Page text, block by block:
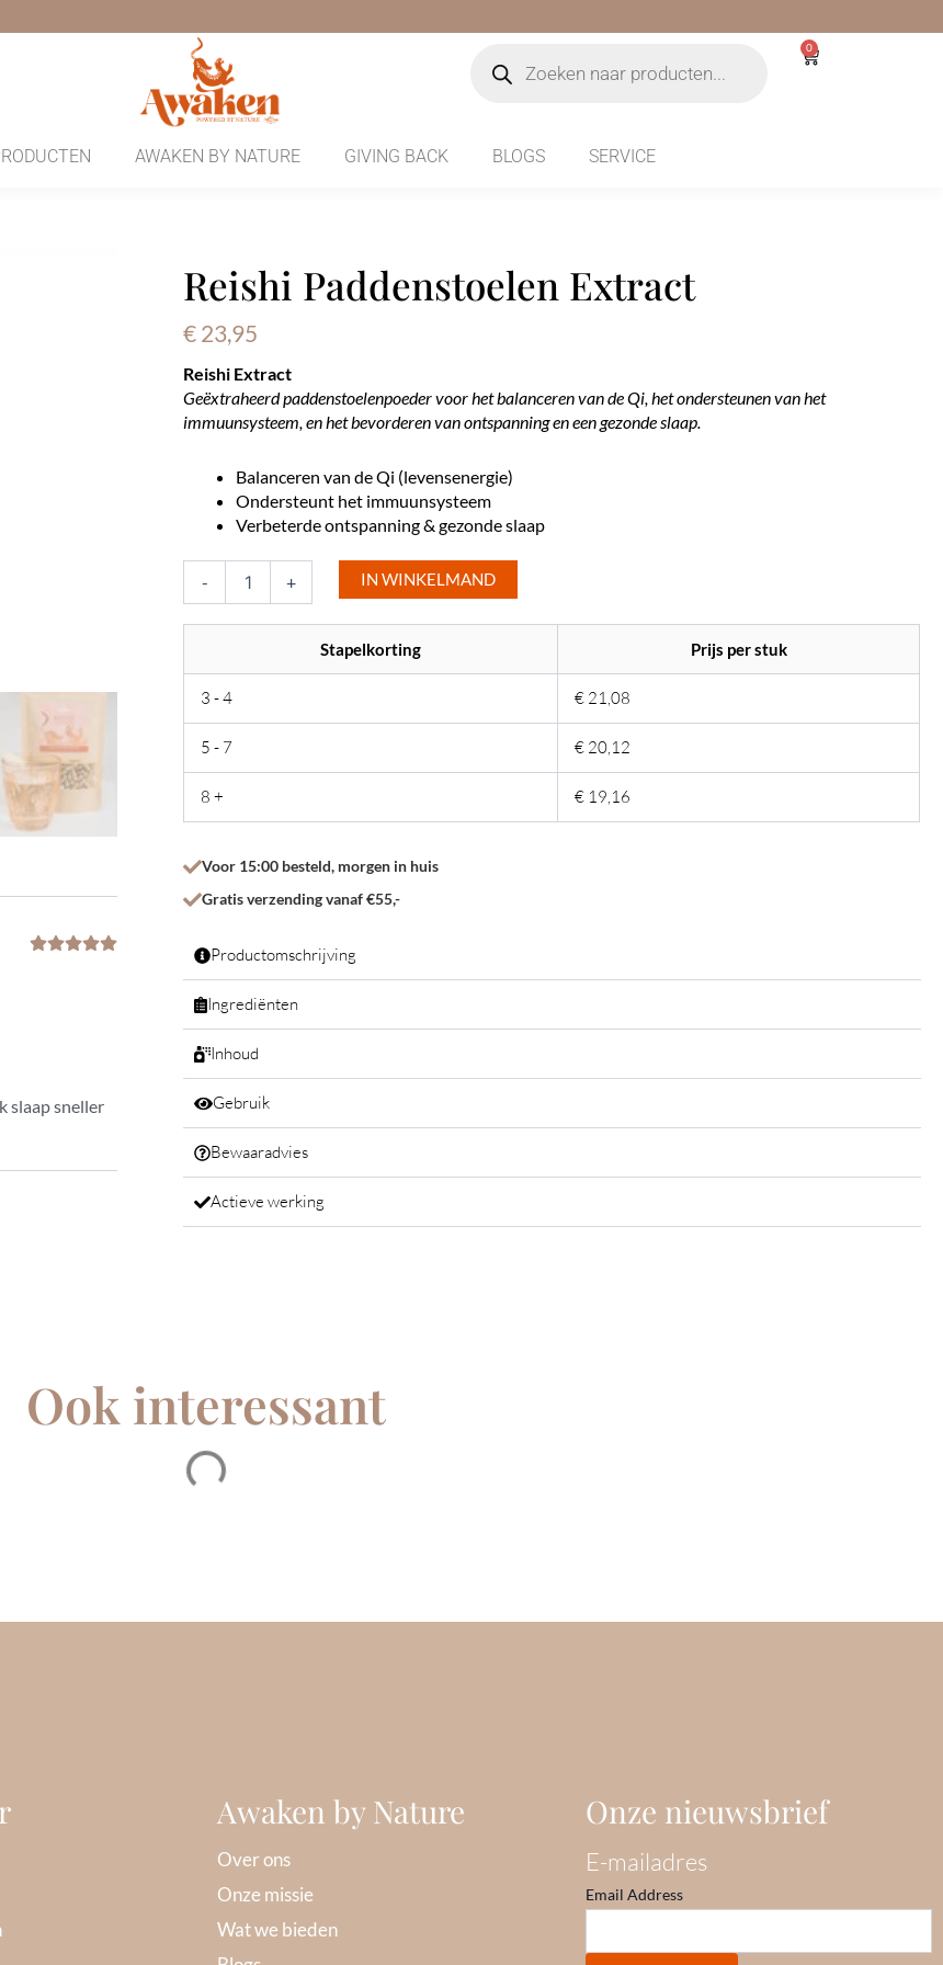
zoeken
0
Winkelwagen
AWAKEN BY NATURE GIVING BACK BLOGS SERVICE
slaap sneller
Reishi Paddenstoelen Extract
€ 23,95
Reishi Extract
Geëxtraheerd paddenstoelenpoeder voor het balanceren van de Qi, het ondersteunen van het
immuunsysteem, en het bevorderen van ontspanning en een gezonde slaap.
Balanceren van de Qi (levensenergie)
Ondersteunt het immuunsysteem
Verbeterde ontspanning & gezonde slaap
-
Reishi
Paddenstoelen
Extract
aantal
+ IN WINKELMAND
Stapelkorting Prijs per stuk
3 - 4 € 21,08
5 - 7 € 20,12
8 + € 19,16
Voor 15:00 besteld, morgen in huis
Gratis verzending vanaf €55,-
Productomschrijving
Ingrediënten
Inhoud
Gebruik
Bewaaradvies
Actieve werking
Ook interessant
Awaken by Nature
Over ons
Onze missie
Wat we bieden
Onze nieuwsbrief
E-mailadres
Email Address